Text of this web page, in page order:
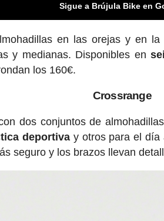
Sigue a Brújula Bike en
en las orejas y en
y medianas. Disponibles en
los 160€.
Crossrange
dos conjuntos de
deportiva y otros para el día
seguro y los brazos llevan